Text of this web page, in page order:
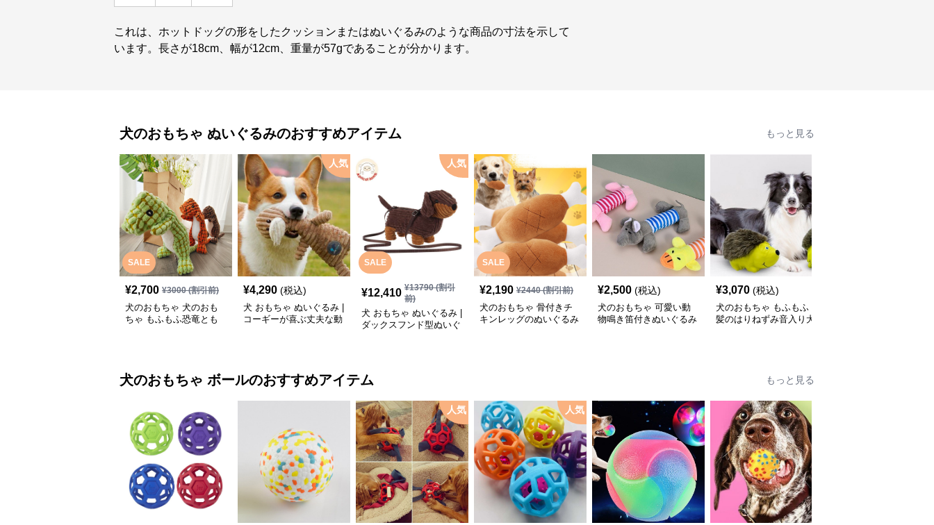
これは、ホットドッグの形をしたクッションまたはぬいぐるみのような商品の寸法を示して
います。長さが18cm、幅が12cm、重量が57gであることが分かります。
犬のおもちゃ ぬいぐるみのおすすめアイテム もっと見る
SALE
¥2,700 ¥3000(割引前)
犬のおもちゃ 犬のおも
ちゃ もふもふ恐竜とも
人気
¥4,290 (税込)
犬 おもちゃ ぬいぐるみ |
コーギーが喜ぶ丈夫な動
SALE
人気
¥12,410 ¥13790(割引
前)
犬 おもちゃ ぬいぐるみ |
ダックスフンド型ぬいぐ
SALE
¥2,190 ¥2440(割引前)
犬のおもちゃ 骨付きチ
キンレッグのぬいぐるみ
¥2,500 (税込)
犬のおもちゃ 可愛い動
物鳴き笛付きぬいぐるみ
¥3,070 (税込)
犬のおもちゃ もふもふ
髪のはりねずみ音入り犬
犬のおもちゃ ボールのおすすめアイテム もっと見る
人気 人気